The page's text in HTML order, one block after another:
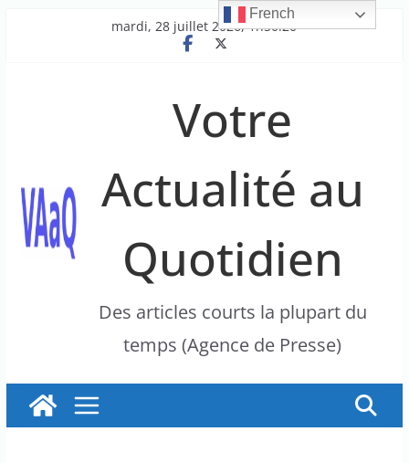
mardi, 28 juillet 2026, 1h50:20
Votre
Actualité au
Quotidien
Des articles courts la plupart du
temps (Agence de Presse)
French